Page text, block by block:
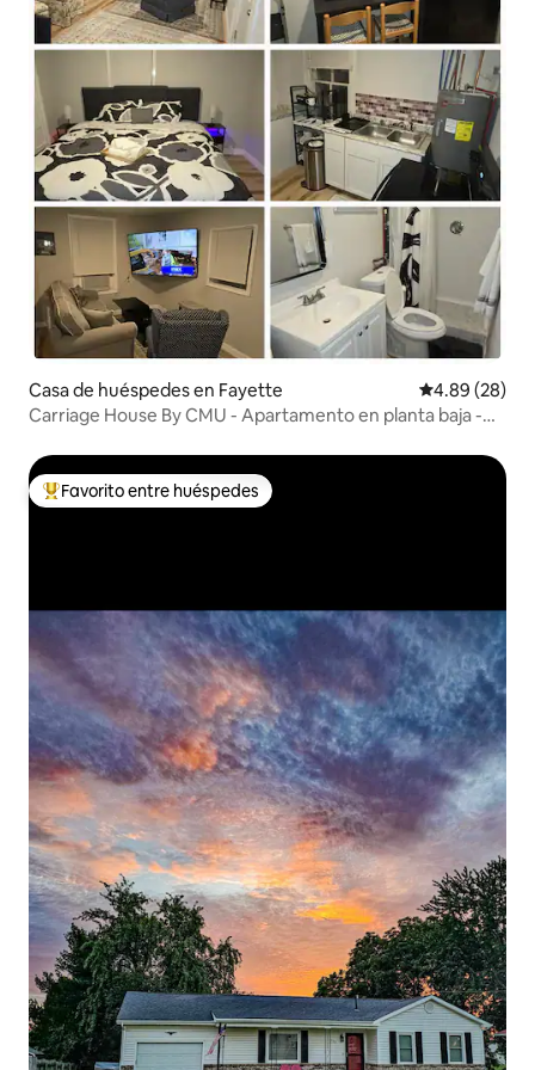
Casa de huéspedes en Fayette Calificación
4.89 (28)
Carriage House By CMU - Apartamento en planta baja -
De los mejores en Favorito entre huéspedes
Favorito entre huéspedes